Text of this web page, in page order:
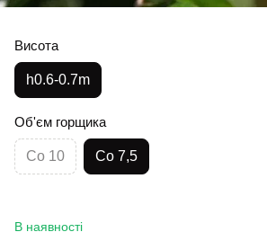
Висота
h0.6-0.7m
Об'єм горщика
Co 10 Co 7,5
В наявності